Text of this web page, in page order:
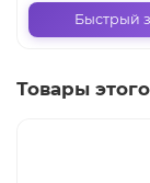
Быстрый
Товары